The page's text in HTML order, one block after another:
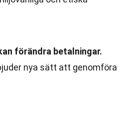
förändra betalningar.
nya sätt att genomföra